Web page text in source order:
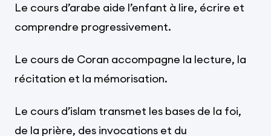
Le cours d’arabe aide l’enfant à lire, écrire et
comprendre progressivement.
Le cours de Coran accompagne la lecture, la
récitation et la mémorisation.
Le cours d’islam transmet les bases de la foi,
de la prière, des invocations et du